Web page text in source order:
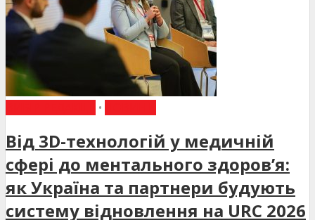
•
Від 3D-технологій у медичній
сфері до ментального здоров’я:
як Україна та партнери будують
систему відновлення на URC 2026